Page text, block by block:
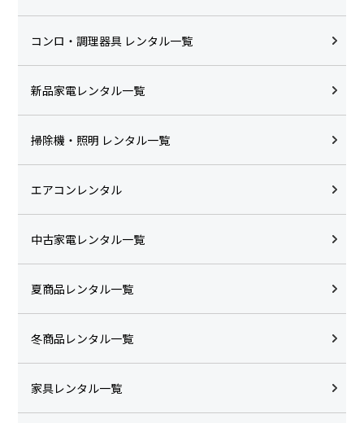
コンロ・調理器具 レンタル一覧
新品家電レンタル一覧
掃除機・照明 レンタル一覧
エアコンレンタル
中古家電レンタル一覧
夏商品レンタル一覧
冬商品レンタル一覧
家具レンタル一覧